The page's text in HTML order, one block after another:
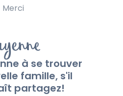
Merci
à se trouver
famille, s'il
partagez!